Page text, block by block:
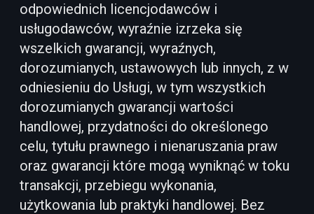
odpowiednich licencjodawców i
usługodawców, wyraźnie izrzeka się
wszelkich gwarancji, wyraźnych,
dorozumianych, ustawowych lub innych, z w
odniesieniu do Usługi, w tym wszystkich
dorozumianych gwarancji wartości
handlowej, przydatności do określonego
celu, tytułu prawnego i nienaruszania praw
oraz gwarancji które mogą wyniknąć w toku
transakcji, przebiegu wykonania,
użytkowania lub praktyki handlowej. Bez